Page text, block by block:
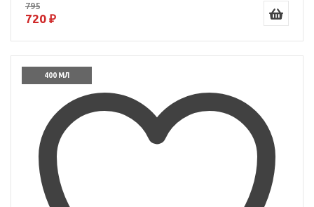
795
720 ₽
400 МЛ